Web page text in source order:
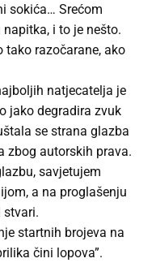
sokića… Srećom
i to je nešto.
tako razočarane, ako
natjecatelja je
jako degradira zvuk
se strana glazba
zbog autorskih prava.
savjetujem
a na proglašenju
stvari.
startnih brojeva na
čini lopova”.